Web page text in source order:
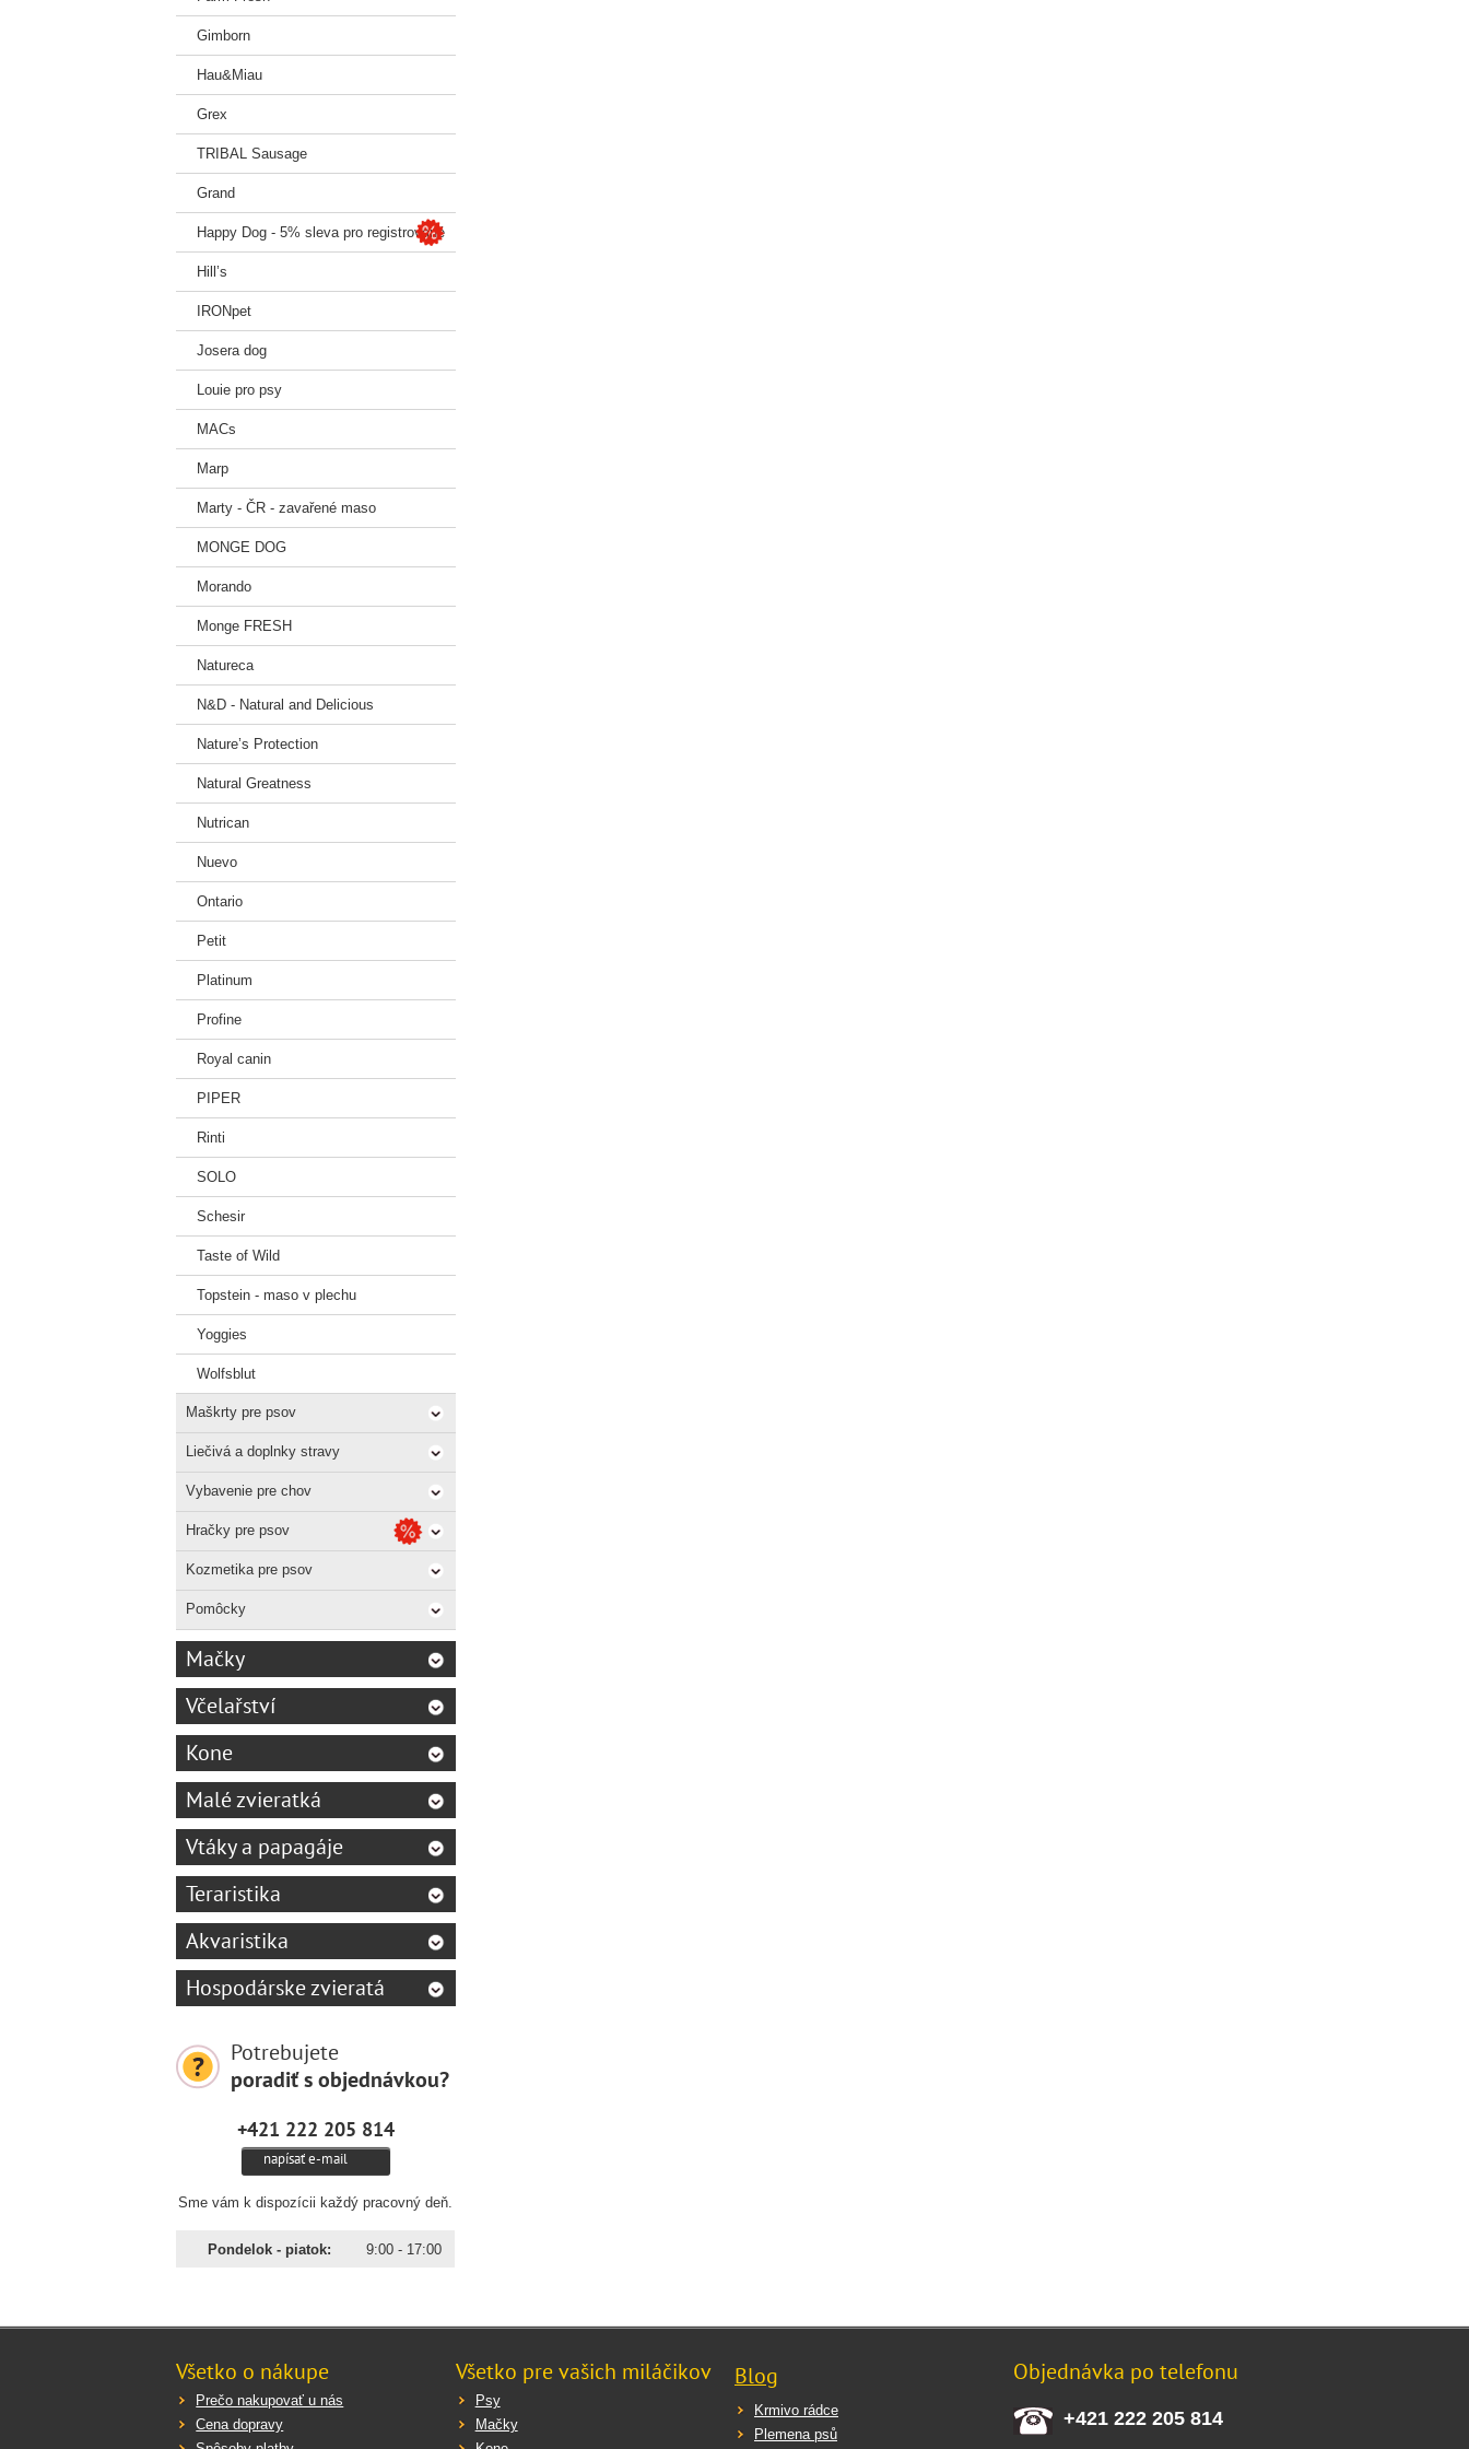
Gimborn
Hau&Miau
Grex
TRIBAL Sausage
Grand
Happy Dog - 5% sleva pro registrované
Hill’s
IRONpet
Josera dog
Louie pro psy
MACs
Marp
Marty - ČR - zavařené maso
MONGE DOG
Morando
Monge FRESH
Natureca
N&D - Natural and Delicious
Nature’s Protection
Natural Greatness
Nutrican
Nuevo
Ontario
Petit
Platinum
Profine
Royal canin
PIPER
Rinti
SOLO
Schesir
Taste of Wild
Topstein - maso v plechu
Yoggies
Wolfsblut
Maškrty pre psov
Liečivá a doplnky stravy
Vybavenie pre chov
Hračky pre psov
Kozmetika pre psov
Pomôcky
Mačky
Včelařství
Kone
Malé zvieratká
Vtáky a papagáje
Teraristika
Akvaristika
Hospodárske zvieratá
Potrebujete
poradiť s objednávkou?
+421 222 205 814
napísať e-mail
Sme vám k dispozícii každý pracovný deň.
Pondelok - piatok: 9:00 - 17:00
Všetko o nákupe
Prečo nakupovať u nás
Cena dopravy
Všetko pre vašich miláčikov
Psy
Mačky
Blog
Krmivo rádce
Plemena psů
Objednávka po telefonu
+421 222 205 814